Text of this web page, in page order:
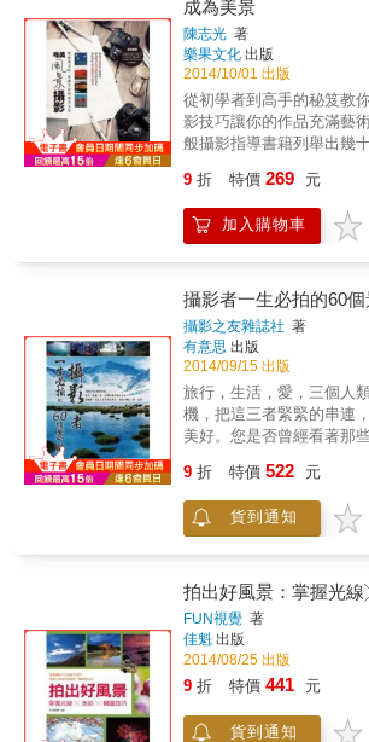
那一瞬間，所捕捉到的奇
著眼前的事物舉起相機、
時，他所看見的與眾不同的影像。
的旅行。解開森山作品中
正是適合本書的一大主題。 這本書是仲本
森山大道這名攝影家一同
是探索森山大道內心之旅的
成為美景
陳志光 著
樂果文化 出版
2014/10/01 出版
從初學者到高手的秘笈教
影技巧讓你的作品充滿藝
般攝影指導書籍列舉出幾
者從了解畫面的構成原理
而分析景物。當你對景物
一定的了解，看懂了景物
自己的作品，讓你了解到
勢，及其在畫面構成中起
走入風景攝影的創作領域
眼睛，運用人的藝術素養
影，是透過人的眼睛，運
機來創作。這裡，相機就
風景攝影》是一本攝影指
節通過經典繪畫作品來講
構成元素，指導讀者對畫
景，有了"體悟"，就知道
攝。作者以其對繪畫和攝
量經典畫作和攝影作品，
物的走向、動勢，及其在
用，讓你走入風景攝影的
的第三章還介紹了在荒蠻
經歷。在第四章，作者重
作中如何進行再創造，使
試，開闢有修飾和美化篇
別收錄作者歷時三個月，
9 折 特價 269 元
加入購物車
攝影者一生必拍的60
攝影之友雜誌社 著
有意思 出版
2014/09/15 出版
旅行，生活，愛，三個人
機，把這三者緊緊的串連
美好。您是否曾經看著那
過那些人境絕跡的地方，
麼樣的風景？如果您曾經
您與我們同行！本書以詳
更與讀者分享相關的旅遊
眼饞，更能起而行，享受
9 折 特價 522 元
貨到通知
拍出好風景：掌握光
FUN視覺 著
佳魁 出版
2014/08/25 出版
9 折 特價 441 元
貨到通知